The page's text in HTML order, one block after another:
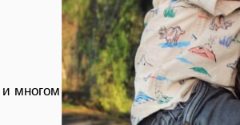
многом